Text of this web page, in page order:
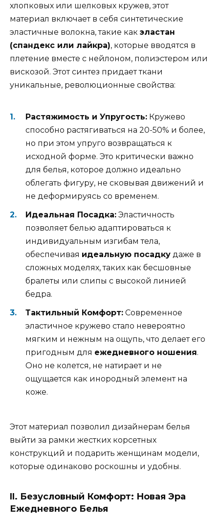
хлопковых или шелковых кружев, этот
материал включает в себя синтетические
эластичные волокна, такие как эластан
(спандекс или лайкра), которые вводятся в
плетение вместе с нейлоном, полиэстером или
вискозой. Этот синтез придает ткани
уникальные, революционные свойства:
Растяжимость и Упругость: Кружево
способно растягиваться на 20-50% и более,
но при этом упруго возвращаться к
исходной форме. Это критически важно
для белья, которое должно идеально
облегать фигуру, не сковывая движений и
не деформируясь со временем.
Идеальная Посадка: Эластичность
позволяет белью адаптироваться к
индивидуальным изгибам тела,
обеспечивая идеальную посадку даже в
сложных моделях, таких как бесшовные
бралеты или слипы с высокой линией
бедра.
Тактильный Комфорт: Современное
эластичное кружево стало невероятно
мягким и нежным на ощупь, что делает его
пригодным для ежедневного ношения.
Оно не колется, не натирает и не
ощущается как инородный элемент на
коже.
Этот материал позволил дизайнерам белья
выйти за рамки жестких корсетных
конструкций и подарить женщинам модели,
которые одинаково роскошны и удобны.
II. Безусловный Комфорт: Новая Эра
Ежедневного Белья